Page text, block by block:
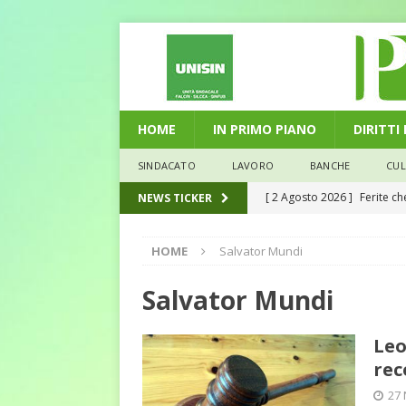
HOME IN PRIMO PIANO DIRITTI
SINDACATO LAVORO BANCHE
NEWS TICKER [ 2 Agosto 2026 ] Ferite
[ 29 Luglio 2026 ]
la media nazionale
debiti sono più leggeri
[ 26 Luglio 2026 ]
HOME Salvator Mundi
Salvator Mundi
27